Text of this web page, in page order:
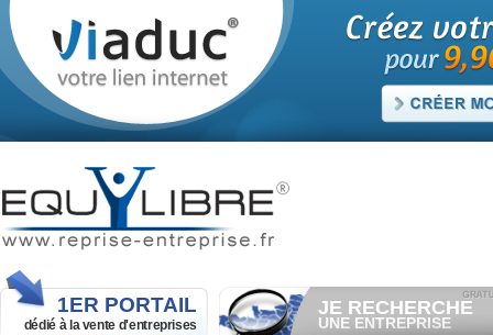
1ER PORTAIL
dédié à la vente d'entreprises
JE RECHERCHE
UNE ENTREPRISE